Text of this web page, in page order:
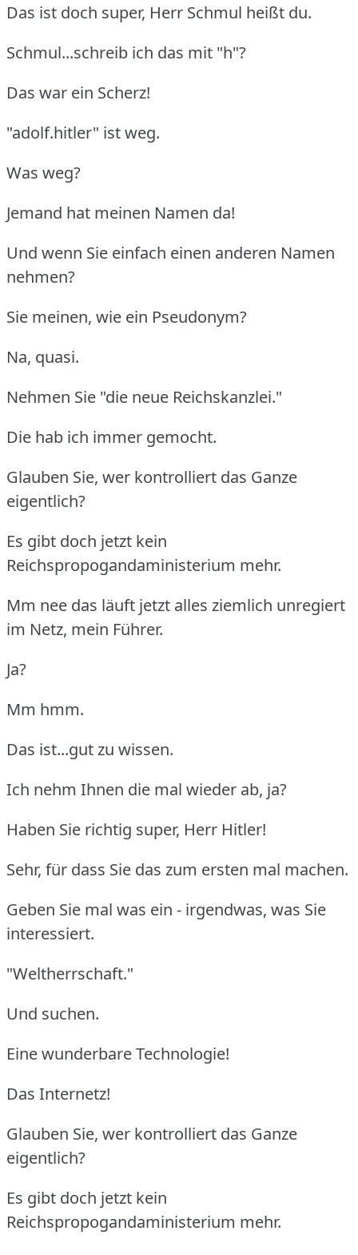
Das ist doch super, Herr Schmul heißt du.
Schmul...schreib ich das mit "h"?
Das war ein Scherz!
"adolf.hitler" ist weg.
Was weg?
Jemand hat meinen Namen da!
Und wenn Sie einfach einen anderen Namen
nehmen?
Sie meinen, wie ein Pseudonym?
Na, quasi.
Nehmen Sie "die neue Reichskanzlei."
Die hab ich immer gemocht.
Glauben Sie, wer kontrolliert das Ganze
eigentlich?
Es gibt doch jetzt kein
Reichspropogandaministerium mehr.
Mm nee das läuft jetzt alles ziemlich unregiert
im Netz, mein Führer.
Ja?
Mm hmm.
Das ist...gut zu wissen.
Ich nehm Ihnen die mal wieder ab, ja?
Haben Sie richtig super, Herr Hitler!
Sehr, für dass Sie das zum ersten mal machen.
Geben Sie mal was ein - irgendwas, was Sie
interessiert.
"Weltherrschaft."
Und suchen.
Eine wunderbare Technologie!
Das Internetz!
Glauben Sie, wer kontrolliert das Ganze
eigentlich?
Es gibt doch jetzt kein
Reichspropogandaministerium mehr.